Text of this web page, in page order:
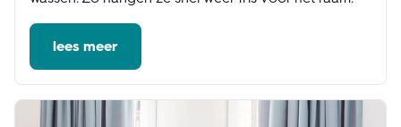
lees meer